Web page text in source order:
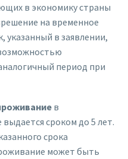
в экономику страны
на временное
указанный в заявлении,
период при
в
сроком до 5 лет.
срока
может быть